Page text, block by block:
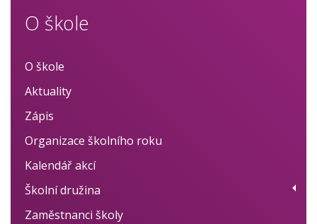
O škole
O škole
Aktuality
Zápis
Organizace školního roku
Kalendář akcí
Školní družina
Provoz
Zaměstnanci školy